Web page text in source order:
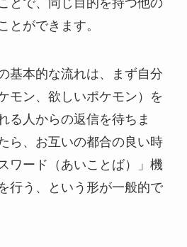
とができます。
基本的な流れは、まず自分
モン、欲しいポケモン）を
る人からの返信を待ちま
ら、お互いの都合の良い時
ワード（あいことば）」機
行う、という形が一般的で